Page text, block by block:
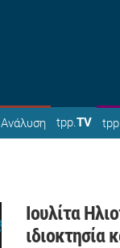
Ανάλυση tpp.TV
Ιουλίτα
ιδιοκτησία